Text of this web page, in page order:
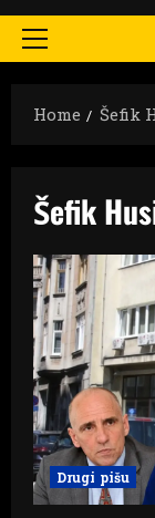
Primary
Home
Šefik
Šefik
Drugi pišu